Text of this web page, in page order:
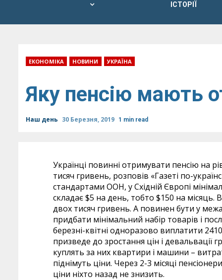
ІСТОРІЇ
ЕКОНОМІКА НОВИНИ УКРАЇНА
Яку пенсію мають
Наш день 30 Березня, 2019 1 min read
Українці повинні отримувати пенсію на
тисяч гривень, розповів «Газеті по-
стандартами ООН, у Східній Європі
складає $5 на день, тобто $150 на місяць.
двох тисяч гривень. А повинен бути у
придбати мінімальний набір товарів і
березні-квітні одноразово виплатити
призведе до зростання цін і девальвації
куплять за них квартири і машини –
піднімуть ціни. Через 2-3 місяці
ціни ніхто назад не знизить.